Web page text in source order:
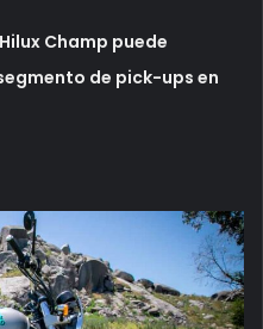
Champ puede
de pick-ups en